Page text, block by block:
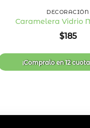
DECORACIÓN
Caramelera Vidrio
$185
¡Compralo en12